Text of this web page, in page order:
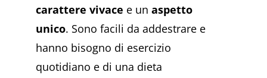
carattere vivace e un aspetto
unico. Sono facili da addestrare e
hanno bisogno di esercizio
quotidiano e di una dieta